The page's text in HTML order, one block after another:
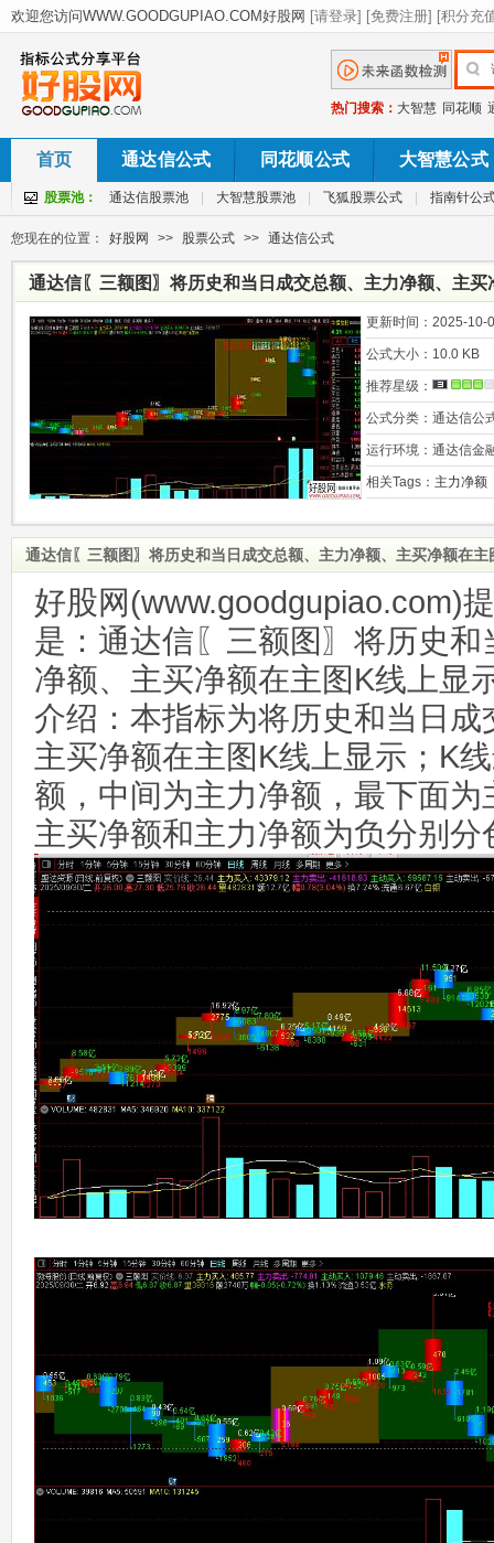
热门搜索： 大智慧 同花顺
首页 通达信公式 同花顺公式 大智慧公式
股票池： 通达信股票池 大智慧股票池 飞狐股票公式 指南针公
您现在的位置： 好股网 >> 股票公式 >> 通达信公式
通达信〖三额图〗将历史和当日成交总额、主力净额、主
示 主图源码
更新时间： 2025-10-
公式大小： 10.0 KB
推荐星级：
公式分类： 通达信公
运行环境： 通达信金
相关Tags： 主力净额
通达信〖三额图〗将历史和当日成交总额、主力净额、主买净额在
好股网(www.goodgupiao.com)
是：通达信〖三额图〗将历史
净额、主买净额在主图K线上显
介绍：本指标为将历史和当日
主买净额在主图K线上显示；K
额，中间为主力净额，最下面为
主买净额和主力净额为负分别分